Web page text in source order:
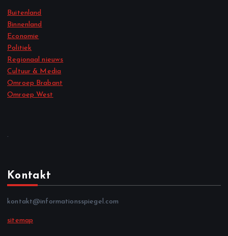
Buitenland
Binnenland
Economie
Politiek
Regionaal nieuws
Cultuur & Media
Omroep Brabant
Omroep West
.
Kontakt
kontakt@informationsspiegel.com
sitemap